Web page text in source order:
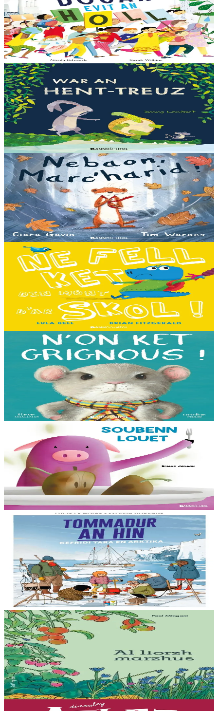
Like the Ocean We Rise
Notre planète est immense et magnifique, mais elle a besoin de notre
aide – elle a besoin de moi, elle a besoin de vous. Cet album illustré,
qui arrive à point...
En stock
13,00 €
3 ans et plus
Bannoù-heol
Let's all creep through crocodile creek
Qui sait quelles bêtes rôdent dans les marais quand la nuit tombe...
Pas les crocodiles en tout cas, Souris en est persuadée ! Ses amis ont
un doute : à quoi ça...
En stock13,00 €
3 ans et plus
Bannoù-heol
A little bit worried
Pris dans une violente tempête, Marc'harid construit une forteresse
pour s'y réfugier. Mais elle y rencontre Lagadeg, qui adore jouer
dans le vent et patauger sous la pluie....
En stock13,00 €
3 ans et plus
Bannoù-heol
I don't want to go to school!
C'est le premier jour d'école des Souris et des Dinosaures. Ils n'ont
pas envie d'y aller. Mais quand les cours commencent, une très
grande surprise les attend…...
13,00 €
Bannoù-heol
I'm not grumpy!
À la lisière de la forêt vit une petite souris. C'est la souris la plus
grognonne et la plus hargneuse des environs, jusqu'à sa rencontre
avec un petit blaireau...
En stock13,00 €
Soubenn louet
Rozig prépare avec attention une soupe pour ses amis. Un invité
surprise va-t-il gâcher la fête ? Cet album mêlant humour et suspense
permettra aussi...
En stock8,00 €
8 ans et plus
Bannoù-heol
Le réchauffement climatique : Mission Tara en
Arctique
Billy connaît bien la mer et le réchauffement climatique : sa maman
étudie la fonte des glaces à bord d’un voilier scientifique, la goélette
Tara....
En stock15,00 €
15 ans et plus
Bannoù-heol
Al liorzh marzhus
Comment créer son potager ? Comment entretenir son jardin et
favoriser la biodiversité ? Des conseils jardinage initialement parus
dans la revue Ya!...
En stock18,00 €